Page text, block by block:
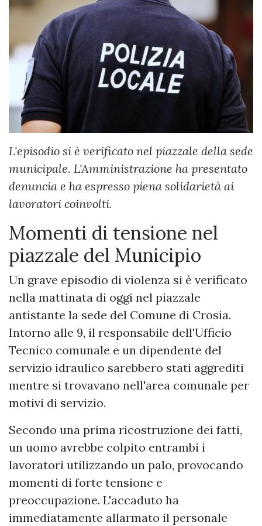
L'episodio si è verificato nel piazzale della sede
municipale. L'Amministrazione ha presentato
denuncia e ha espresso piena solidarietà ai
lavoratori coinvolti.
Momenti di tensione nel
piazzale del Municipio
Un grave episodio di violenza si è verificato
nella mattinata di oggi nel piazzale
antistante la sede del Comune di Crosia.
Intorno alle 9, il responsabile dell'Ufficio
Tecnico comunale e un dipendente del
servizio idraulico sarebbero stati aggrediti
mentre si trovavano nell'area comunale per
motivi di servizio.
Secondo una prima ricostruzione dei fatti,
un uomo avrebbe colpito entrambi i
lavoratori utilizzando un palo, provocando
momenti di forte tensione e
preoccupazione. L'accaduto ha
immediatamente allarmato il personale